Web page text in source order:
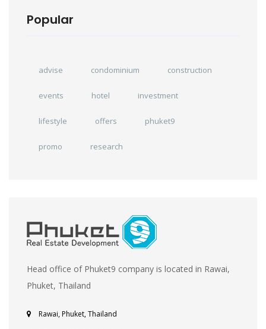
Popular
advise condominium construction
events hotel investment
lifestyle offers phuket9
promo research
Head office of Phuket9 company is located in Rawai,
Phuket, Thailand
Rawai, Phuket, Thailand